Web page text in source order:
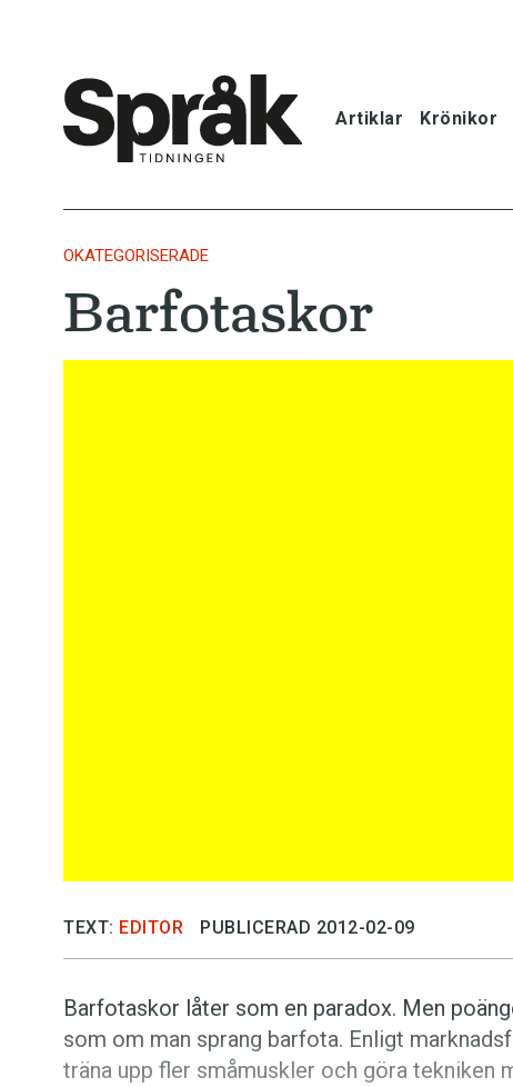
Artiklar Krönikor
Krönikor
Språkfrågor
Anmäl till
Press
OKATEGORISERADE
Barfotaskor
TEXT: EDITOR PUBLICERAD 2012-02-09
Barfotaskor låter som en paradox. Men
som om man sprang b­arfota. Enligt
träna upp fler småmuskler och göra tekniken